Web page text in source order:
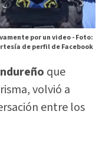
por un video -Foto:
de perfil de Facebook
que
volvió a
entre los